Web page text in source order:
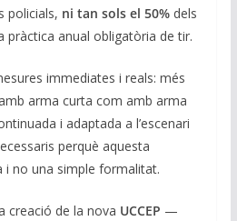
policials, ni tan sols el 50%dels
pràctica anual obligatòria de tir.
immediates i reals: més
arma curta com amb arma
i adaptada a l’escenari
perquè aquesta
no una simple formalitat.
creació de la nova UCCEP —